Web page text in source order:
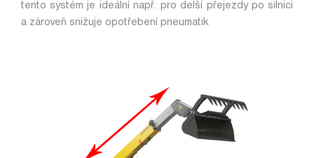
tento systém je ideální např. pro delší přejezdy po silnici
a zároveň snižuje opotřebení pneumatik